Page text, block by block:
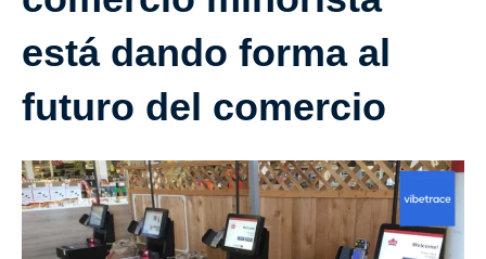
está dando forma al
futuro del comercio